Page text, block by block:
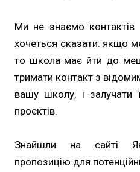
Ми не знаємо контактів
хочеться сказати: якщо
то школа має йти до
тримати контакт з
вашу школу, і залучати
проєктів.
Знайшли на сайті
пропозицію для